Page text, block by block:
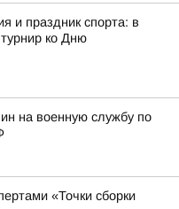
и праздник спорта: в
ко Дню
на военную службу по
«Точки сборки